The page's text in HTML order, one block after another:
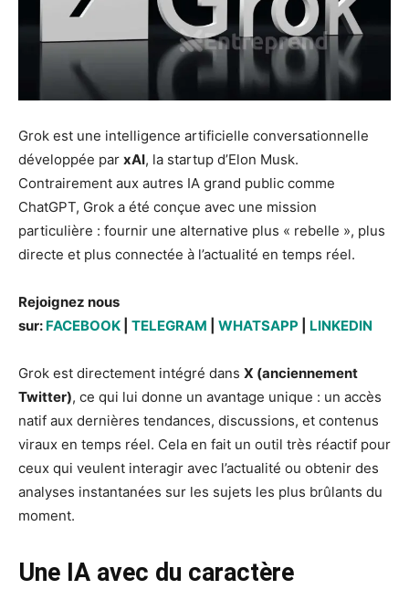
Grok est une intelligence artificielle conversationnelle
développée par xAI, la startup d’Elon Musk.
Contrairement aux autres IA grand public comme
ChatGPT, Grok a été conçue avec une mission
particulière : fournir une alternative plus « rebelle », plus
directe et plus connectée à l’actualité en temps réel.
Rejoignez nous
sur: FACEBOOK TELEGRAM WHATSAPP LINKEDIN
Grok est directement intégré dans X (anciennement
Twitter), ce qui lui donne un avantage unique : un accès
natif aux dernières tendances, discussions, et contenus
viraux en temps réel. Cela en fait un outil très réactif pour
ceux qui veulent interagir avec l’actualité ou obtenir des
analyses instantanées sur les sujets les plus brûlants du
moment.
Une IA avec du caractère